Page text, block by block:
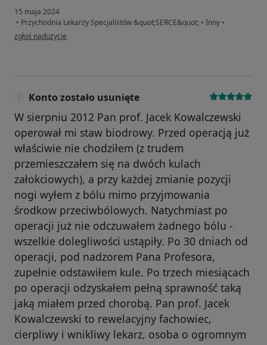
15 maja 2024
• Przychodnia Lekarzy Specjalistów &quot;SERCE&quot; • Inny •
w opinii użytkownika Anna
zgłoś nadużycie
Konto zostało usunięte
W sierpniu 2012 Pan prof. Jacek Kowalczewski
operował mi staw biodrowy. Przed operacją już
właściwie nie chodziłem (z trudem
przemieszczałem się na dwóch kulach
załokciowych), a przy każdej zmianie pozycji
nogi wyłem z bólu mimo przyjmowania
środkow przeciwbólowych. Natychmiast po
operacji już nie odczuwałem żadnego bólu -
wszelkie dolegliwości ustąpiły. Po 30 dniach od
operacji, pod nadzorem Pana Profesora,
zupełnie odstawiłem kule. Po trzech miesiącach
po operacji odzyskałem pełną sprawność taką
jaką miałem przed chorobą. Pan prof. Jacek
Kowalczewski to rewelacyjny fachowiec,
cierpliwy i wnikliwy lekarz, osoba o ogromnym